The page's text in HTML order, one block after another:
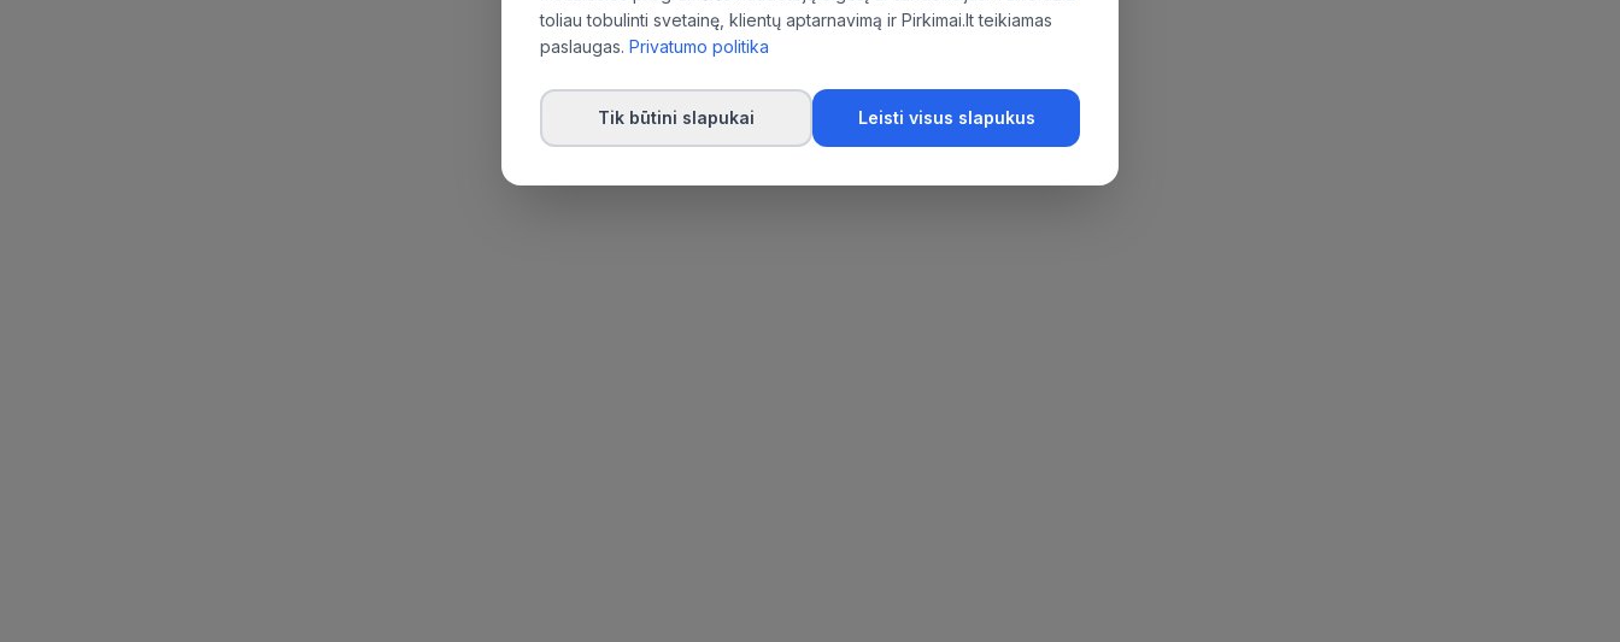
toliau tobulinti svetainę, klientų aptarnavimą ir Pirkimai.lt teikiamas
paslaugas. Privatumo politika
Tik būtini slapukai Leisti visus slapukus